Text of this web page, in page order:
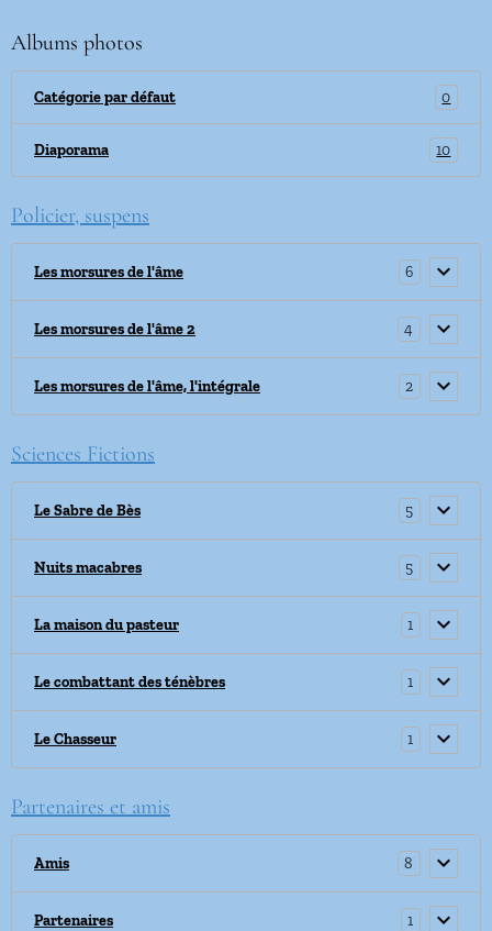
Albums photos
Catégorie par défaut 0
Diaporama 10
Policier, suspens
Les morsures de l'âme 6
Les morsures de l'âme 2 4
Les morsures de l'âme, l'intégrale 2
Sciences Fictions
Le Sabre de Bès 5
Nuits macabres 5
La maison du pasteur 1
Le combattant des ténèbres 1
Le Chasseur 1
Partenaires et amis
Amis 8
Partenaires 1